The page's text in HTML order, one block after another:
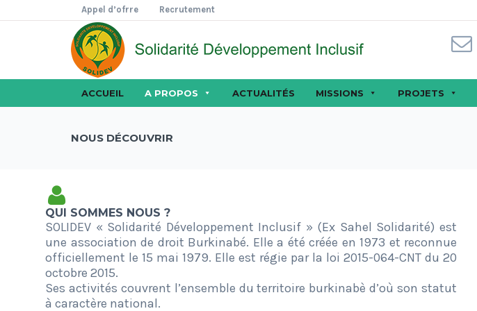
Appel d’ofrre Recrutement
ACCUEIL A PROPOS ACTUALITÉS MISSIONS PROJETS
NOUS DÉCOUVRIR
QUI SOMMES NOUS ?
SOLIDEV « Solidarité Développement Inclusif » (Ex Sahel Solidarité) est
une association de droit Burkinabé. Elle a été créée en 1973 et reconnue
officiellement le 15 mai 1979. Elle est régie par la loi 2015-064-CNT du 20
octobre 2015.
Ses activités couvrent l’ensemble du territoire burkinabè d’où son statut
à caractère national.